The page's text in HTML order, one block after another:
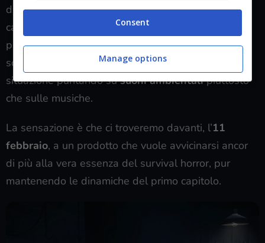
di vista tecnico, il gioco non presenta tantissimi
cambiamenti rispetto al predecessore, c’è una
particolare cura deidettagli macabri, mentre il
sound design arricchisce perfettamente ogni
situazione puntando susuoni ambientalipiuttosto
che sulle musiche.
La sensazione è che ci troveremo davanti, l’11
febbraio, a un prodotto che vuole avvicinarsi ancor
di più alla vera essenza del survival horror, pur
mantenendo le dinamiche del primo capitolo.
Consent
Manage options